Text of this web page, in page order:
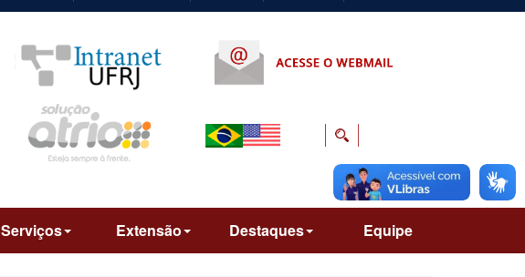
Serviços Extensão Destaques Equipe